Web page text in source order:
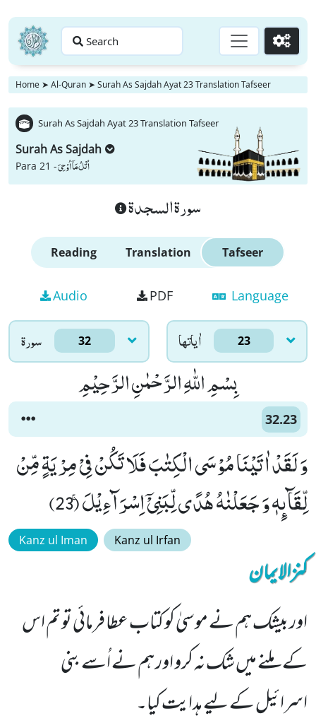
Search Go
Home ➤ Al-Quran ➤ Surah As Sajdah Ayat 23 Translation Tafseer
Surah As Sajdah Ayat 23 Translation Tafseer
Surah As Sajdah
Para 21 -اُتْلُ مَاۤ اُوْحِیَ
سورة السجدة
Reading Translation Tafseer
Audio PDF Language
سورۃ 32 اٰياتها 23
بِسْمِ اللّٰهِ الرَّحْمٰنِ الرَّحِیْمِ
32.23
وَ لَقَدْ اٰتَیْنَا مُوْسَى الْكِتٰبَ فَلَا تَكُنْ فِیْ مِرْیَةٍ مِّنْ
لِّقَآىٕهٖ وَ جَعَلْنٰهُ هُدًى لِّبَنِیْۤ اِسْرَآءِیْلَۚ (23)
Kanz ul Iman Kanz ul Irfan
کنزالایمان
اور بیشک ہم نے موسیٰ کو کتاب عطا فرمائی تو تم اس
کے ملنے میں شک نہ کرو اور ہم نے اُسے بنی
اسرائیل کے لیے ہدایت کیا۔